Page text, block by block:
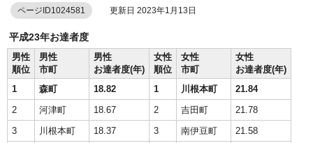
ページID1024581 更新日 2023年1月13日
平成23年お達者度
男性
順位
男性
市町
男性
お達者度(年)
女性
順位
女性
市町
女性
お達者度(年)
1
森町 18.82 1 川根本町
21.84
2
河津町 18.67 2 吉田町
21.78
3
川根本町 18.37 3 南伊豆町
21.58